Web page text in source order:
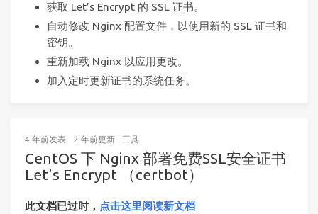
获取 Let’s Encrypt 的 SSL 证书。
自动修改 Nginx 配置文件，以使用新的 SSL 证书和
密钥。
重新加载 Nginx 以应用更改。
加入定时更新证书的系统任务。
4 年前发表 2 年前更新 工具
CentOS 下 Nginx 部署免费SSL安全证书
Let's Encrypt （certbot）
此文档已过时， 点击这里阅读新文档